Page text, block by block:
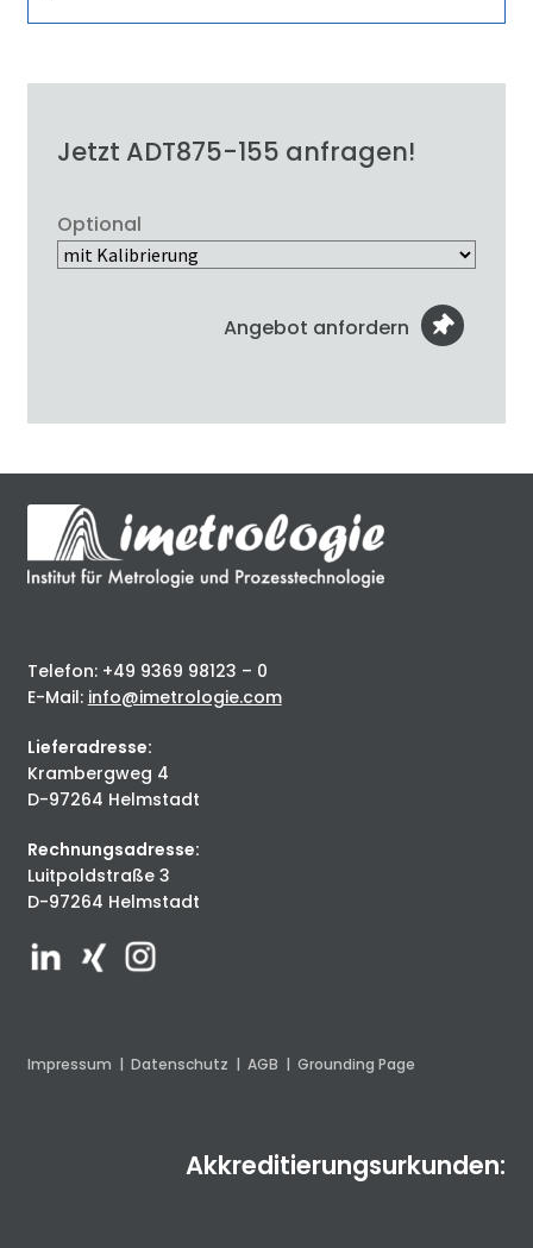
Jetzt ADT875-155 anfragen!
Optional
Angebot anfordern
Telefon: +49 9369 98123 – 0
E-Mail: info@imetrologie.com
Lieferadresse:
Krambergweg 4
D-97264 Helmstadt
Rechnungsadresse:
Luitpoldstraße 3
D-97264 Helmstadt
Impressum | Datenschutz | AGB | Grounding Page
Akkreditierungsurkunden: